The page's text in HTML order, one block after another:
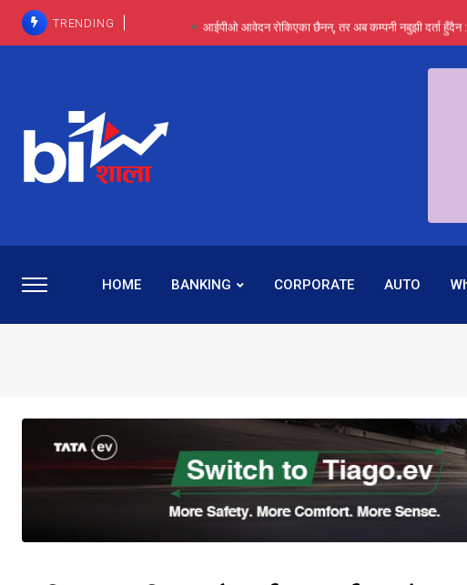
TRENDING आईपीओ आवेदन रोकिएका छैनन्, तर अब कम्पनी नबुझी दर्ता हुँदैन
पाँच वर्षसम्म अदालत मौन, पद सकिएपछि महाप्रसाद
प्रभू बैंकका सञ्चालक बस्नेतमाथि राष्ट्र बैंकको ‘कन्सर्न’, प्रवक्ता भन्छन्-
५-६ वर्षदेखि बढुवा नहुँदा निराश थिइन् रश्मी, जागिर
HOME BANKING CORPORATE AUTO